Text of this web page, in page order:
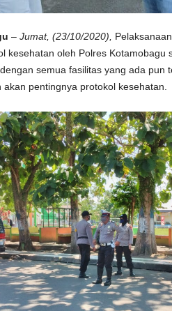
– Jumat, (23/10/2020),
kesehatan oleh Polres Kotamobagu
semua fasilitas yang ada pun
pentingnya protokol kesehatan.